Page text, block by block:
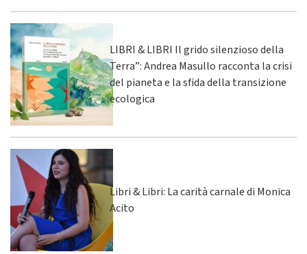
LIBRI & LIBRI Il grido silenzioso della
Terra”: Andrea Masullo racconta la crisi
del pianeta e la sfida della transizione
ecologica
Libri & Libri: La carità carnale di Monica
Acito